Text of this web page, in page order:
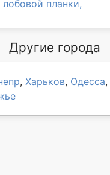
планки,
Другие города
, Харьков, Одесса,